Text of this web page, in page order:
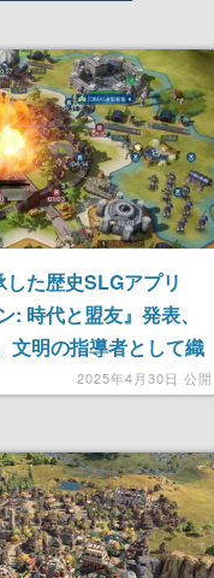
した歴史SLGアプリ
: 時代と盟友』発表、
文明の指導者として織
ク、クレオパトラなど
2025年4月30日 公開